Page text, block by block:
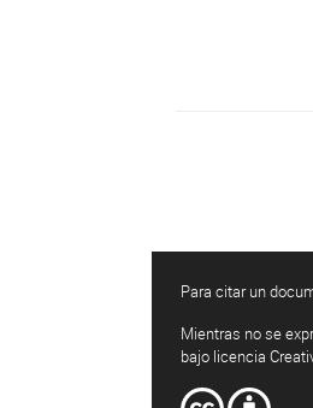
Para citar un
Mientras no se
bajo licencia